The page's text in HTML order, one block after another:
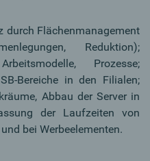
durch Flächenmanagement
Reduktion);
Prozesse;
Bereiche in den Filialen;
Abbau der Server in
der Laufzeiten von
bei Werbeelementen.